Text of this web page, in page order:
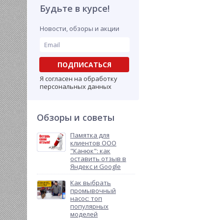
Будьте в курсе!
Новости, обзоры и акции
ПОДПИСАТЬСЯ
Я согласен на обработку
персональных данных
Обзоры и советы
Памятка для
клиентов ООО
"Канюк": как
оставить отзыв в
Яндекс и Google
Как выбрать
промывочный
насос: топ
популярных
моделей